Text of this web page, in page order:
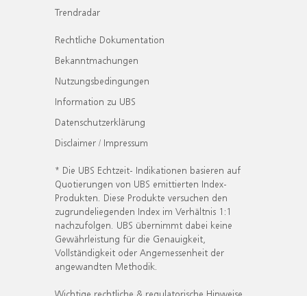
Trendradar
Rechtliche Dokumentation
Bekanntmachungen
Nutzungsbedingungen
Information zu UBS
Datenschutzerklärung
Disclaimer / Impressum
* Die UBS Echtzeit- Indikationen basieren auf
Quotierungen von UBS emittierten Index-
Produkten. Diese Produkte versuchen den
zugrundeliegenden Index im Verhältnis 1:1
nachzufolgen. UBS übernimmt dabei keine
Gewährleistung für die Genauigkeit,
Vollständigkeit oder Angemessenheit der
angewandten Methodik.